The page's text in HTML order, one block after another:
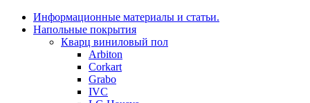
Информационные материалы и статьи.
Напольные покрытия
Кварц виниловый пол
Arbiton
Corkart
Grabo
IVC